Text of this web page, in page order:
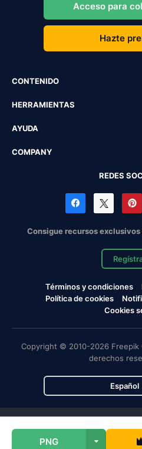
PNG
Acceso para
Hazte
CONTENIDO
HERRAMIENTAS
AYUDA
COMPANY
REDES
Consigue recursos
Términos y condiciones
Política de cookies
Cookies
Copyright © 2010-2026 Freepik
derechos
Español